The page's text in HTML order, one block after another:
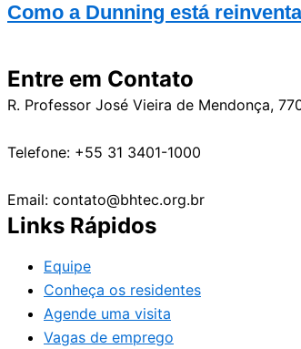
Como a Dunning está
Entre em Contato
R. Professor José Vieira de Mendonça,
Telefone: +55 31 3401-1000
Email: contato@bhtec.org.br
Links Rápidos
Equipe
Conheça os residentes
Agende uma visita
Vagas de emprego